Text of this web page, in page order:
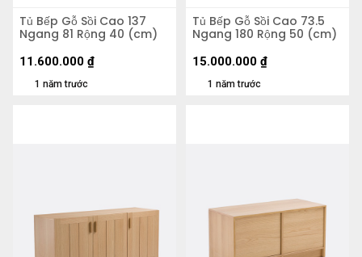
Tủ Bếp Gỗ Sồi Cao 137
Ngang 81 Rộng 40 (cm)
1 năm trước
11.600.000 ₫
Tủ Bếp Gỗ Sồi Cao 73.5
Ngang 180 Rộng 50 (cm)
1 năm trước
15.000.000 ₫